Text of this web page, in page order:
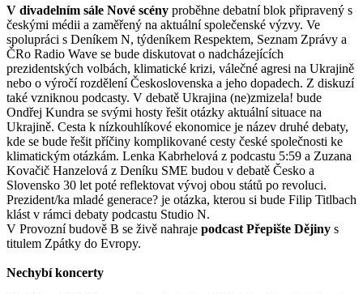
V divadelním sále Nové scény proběhne debatní blok připravený s
českými médii a zaměřený na aktuální společenské výzvy. Ve
spolupráci s Deníkem N, týdeníkem Respektem, Seznam Zprávy a
ČRo Radio Wave se bude diskutovat o nadcházejících
prezidentských volbách, klimatické krizi, válečné agresi na Ukrajině
nebo o výročí rozdělení Československa a jeho dopadech. Z diskuzí
také vzniknou podcasty. V debatě Ukrajina (ne)zmizela! bude
Ondřej Kundra se svými hosty řešit otázky aktuální situace na
Ukrajině. Cesta k nízkouhlíkové ekonomice je název druhé debaty,
kde se bude řešit příčiny komplikované cesty české společnosti ke
klimatickým otázkám. Lenka Kabrhelová z podcastu 5:59 a Zuzana
Kovačič Hanzelová z Deníku SME budou v debatě Česko a
Slovensko 30 let poté reflektovat vývoj obou států po revoluci.
Prezident/ka mladé generace? je otázka, kterou si bude Filip Titlbach
klást v rámci debaty podcastu Studio N.
V Provozní budově B se živě nahraje podcast Přepište Dějiny s
titulem Zpátky do Evropy.
Nechybí koncerty